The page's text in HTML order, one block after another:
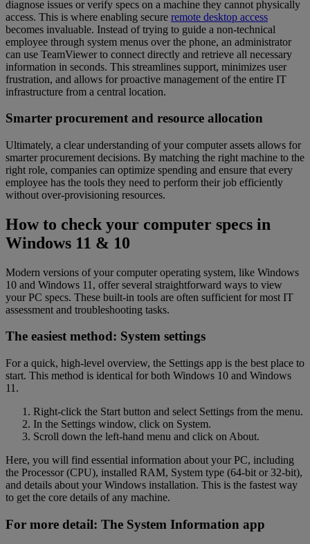
diagnose issues or verify specs on a machine they cannot physically
access. This is where enabling secure remote desktop access
becomes invaluable. Instead of trying to guide a non-technical
employee through system menus over the phone, an administrator
can use TeamViewer to connect directly and retrieve all necessary
information in seconds. This streamlines support, minimizes user
frustration, and allows for proactive management of the entire IT
infrastructure from a central location.
Smarter procurement and resource allocation
Ultimately, a clear understanding of your computer assets allows for
smarter procurement decisions. By matching the right machine to the
right role, companies can optimize spending and ensure that every
employee has the tools they need to perform their job efficiently
without over-provisioning resources.
How to check your computer specs in
Windows 11 & 10
Modern versions of your computer operating system, like Windows
10 and Windows 11, offer several straightforward ways to view
your PC specs. These built-in tools are often sufficient for most IT
assessment and troubleshooting tasks.
The easiest method: System settings
For a quick, high-level overview, the Settings app is the best place to
start. This method is identical for both Windows 10 and Windows
11.
Right-click the Start button and select Settings from the menu.
In the Settings window, click on System.
Scroll down the left-hand menu and click on About.
Here, you will find essential information about your PC, including
the Processor (CPU), installed RAM, System type (64-bit or 32-bit),
and details about your Windows installation. This is the fastest way
to get the core details of any machine.
For more detail: The System Information app